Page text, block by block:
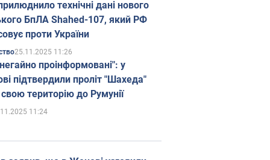
технічні дані нового
БпЛА Shahed-107, який РФ
проти України
25.11.2025 11:26
проінформовані": у
підтвердили проліт "Шахеда"
територію до Румунії
11:24